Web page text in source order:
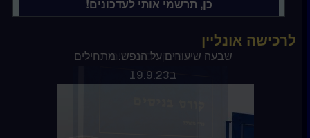
לרכישה אונליין
שבעה שיעורים על הנפש. מתחילים
ב19.9.23
ספר קורס בניסים